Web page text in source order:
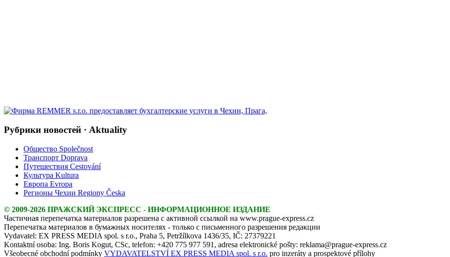
Рубрики новостей · Aktuality
Общество Společnost
Транспорт Doprava
Путешествия Cestování
Культура Kultura
Европа Evropa
Регионы Чехии Regiony Česka
© 2009-2026 ПРАЖСКИЙ ЭКСПРЕСС - ИНФОРМАЦИОННОЕ ИЗДАНИЕ
Частичная перепечатка материалов разрешена с активной ссылкой на www.prague-express.cz
Перепечатка материалов в бумажных носителях - только с письменного разрешения редакции
Vydavatel: EX PRESS MEDIA spol. s r.o., Praha 5, Petržílkova 1436/35, IČ: 27379221
Kontaktní osoba: Ing. Boris Kogut, CSc, telefon: +420 775 977 591, adresa elektronické pošty: reklama@prague-express.cz
Všeobecné obchodní podmínky VYDAVATELSTVÍ EX PRESS MEDIA spol. s r.o. pro inzeráty a prospektové přílohy